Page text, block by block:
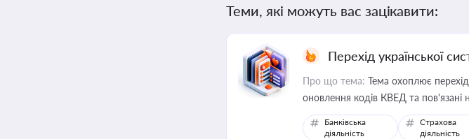
Теми, які можуть вас зацікавити:
Перехід української
Про що тема: Тема охоплює перехід
оновлення кодів КВЕД та пов'язані
Банківська
діяльність
Страхова
діяльність